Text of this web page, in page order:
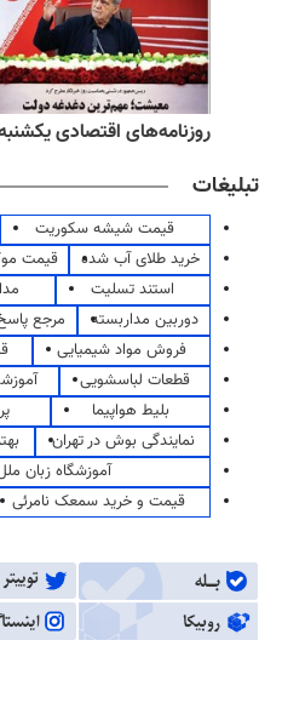
روزنامه‌های اقتصادی یکشنبه ۱۸ مرداد
تبلیغات
قیمت شیشه سکوریت
خرید طلای آب شده
قیمت
استند تسلیت
دوربین مداربسته
مرجع
فروش مواد شیمیایی
قطعات لباسشویی
بلیط هواپیما
نمایندگی بوش در تهران
آموزشگاه زبان
قیمت و خرید سمعک نامرئی